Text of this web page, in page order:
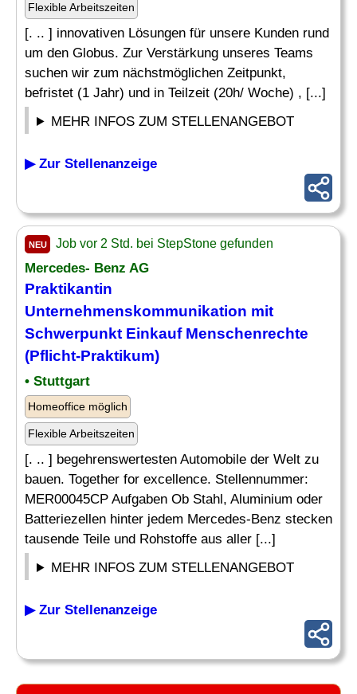
Flexible Arbeitszeiten
[. .. ] innovativen Lösungen für unsere Kunden rund
um den Globus. Zur Verstärkung unseres Teams
suchen wir zum nächstmöglichen Zeitpunkt,
befristet (1 Jahr) und in Teilzeit (20h/ Woche) , [...]
MEHR INFOS ZUM STELLENANGEBOT
▶ Zur Stellenanzeige
NEU Job vor 2 Std. bei StepStone gefunden
Mercedes- Benz AG
Praktikantin
Unternehmenskommunikation mit
Schwerpunkt EinkaufMenschenrechte
(Pflicht-Praktikum)
• Stuttgart
Homeoffice möglich
Flexible Arbeitszeiten
[. .. ] begehrenswertesten Automobile der Welt zu
bauen. Together for excellence. Stellennummer:
MER00045CP Aufgaben Ob Stahl, Aluminium oder
Batteriezellen hinter jedem Mercedes-Benz stecken
tausende Teile und Rohstoffe aus aller [...]
MEHR INFOS ZUM STELLENANGEBOT
▶ Zur Stellenanzeige